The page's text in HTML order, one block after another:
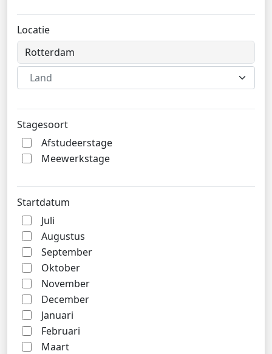
Locatie
Land
Stagesoort
Afstudeerstage
Meewerkstage
Startdatum
Juli
Augustus
September
Oktober
November
December
Januari
Februari
Maart